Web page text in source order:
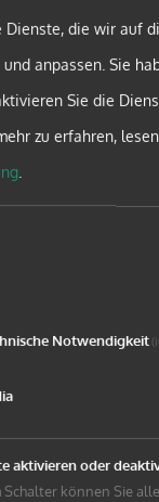
Dienste, die wir auf
anpassen. Sie
Sie die
zu erfahren,
Notwendigkeit
aktivieren oder
Schalter können Sie